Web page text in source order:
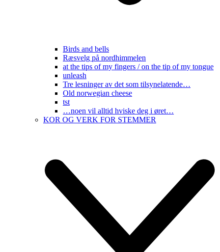
Birds and bells
Ræsvelg på nordhimmelen
at the tips of my fingers / on the tip of my tongue
unleash
Tre lesninger av det som tilsynelatende…
Old norwegian cheese
tst
…noen vil alltid hviske deg i øret…
KOR OG VERK FOR STEMMER